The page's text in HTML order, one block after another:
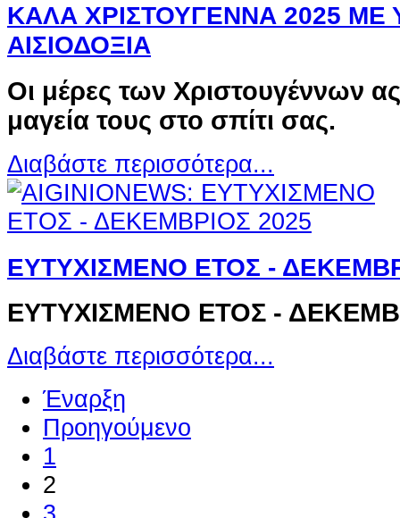
ΚΑΛΑ ΧΡΙΣΤΟΥΓΕΝΝΑ 2025 ΜΕ
ΑΙΣΙΟΔΟΞΙΑ
Οι μέρες των Χριστουγέννων
μαγεία τους στο σπίτι σας.
Διαβάστε περισσότερα...
ΕΥΤΥΧΙΣΜΕΝΟ ΕΤΟΣ -
ΕΥΤΥΧΙΣΜΕΝΟ ΕΤΟΣ -
Διαβάστε περισσότερα...
Έναρξη
Προηγούμενο
1
2